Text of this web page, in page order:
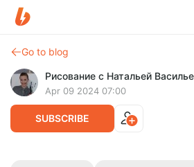
Go to blog
Рисование с Натальей
Apr 09 2024 07:00
SUBSCRIBE